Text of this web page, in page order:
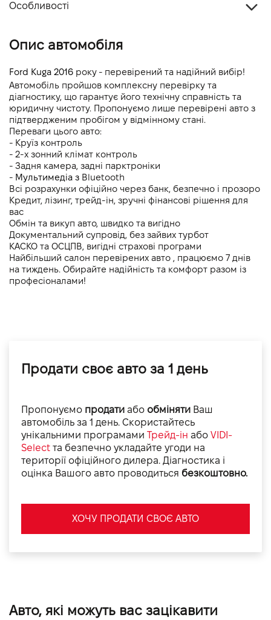
Витрати пального, л/100 км (змішаний)
Викиди CO2, г/км (змішаний)
Динаміка розгону 0-100 км/г
Особливості
Опис автомобіля
Ford Kuga 2016 року - перевірений та надійний вибір!
Автомобіль пройшов комплексну перевірку та
діагностику, що гарантує його технічну справність та
юридичну чистоту. Пропонуємо лише перевірені авто з
підтвердженим пробігом у відмінному стані.
Переваги цього авто:
- Круїз контроль
- 2-х зонний клімат контроль
- Задня камера, задні парктроніки
- Мультимедіа з Bluetooth
Всі розрахунки офіційно через банк, безпечно і прозоро
Кредит, лізинг, трейд-ін, зручні фінансові рішення для
вас
Обмін та викуп авто, швидко та вигідно
Документальний супровід, без зайвих турбот
КАСКО та ОСЦПВ, вигідні страхові програми
Найбільший салон перевірених авто , працюємо 7 днів
на тиждень. Обирайте надійність та комфорт разом із
професіоналами!
Продати своє авто за 1 день
Пропонуємо продати або обміняти Ваш
автомобіль за 1 день. Скористайтесь
унікальними програмами Трейд-ін або VIDI-
Select та безпечно укладайте угоди на
території офіційного дилера. Діагностика і
оцінка Вашого авто проводиться безкоштовно.
ХОЧУ ПРОДАТИ СВОЄ АВТО
Авто, які можуть вас зацікавити